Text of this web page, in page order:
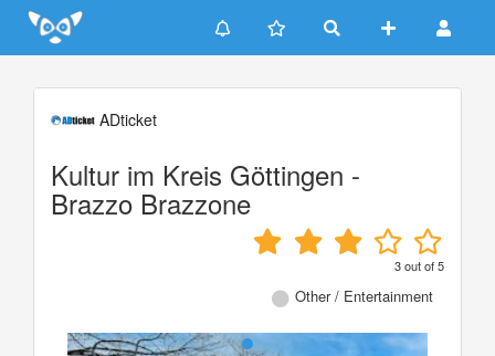
Update cookies preferences
ADticket
Kultur im Kreis Göttingen -
Brazzo Brazzone
3out of5
Other / Entertainment